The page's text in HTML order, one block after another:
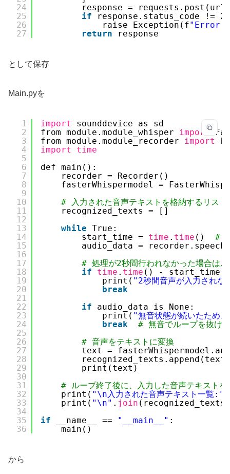
24
25
26
27
response =
if
response.status_code !=
raise Exception(f"Error
return
response
として保存
Main.pyを
1
2
3
4
5
6
7
8
9
10
11
12
13
14
15
16
17
18
19
20
21
22
23
24
25
26
27
28
29
30
31
32
33
34
35
36
import
sounddevice as sd
from module.module_whisper import
from module.module_recorder import
import
time
def main():
recorder = Recorder()
fasterWhispermodel =
# 入力された音声テキストを格納するリスト
recognized_texts = []
while True:
start_time = time . time () #
audio_data =
# 処理が2秒間行われなかった場合は
if
time . time () - start_time
print( "2秒間音声が入力されな
break
if
audio_data is None:
print( "無音状態が続いたため
break
# 無音でループを抜ける
# 音声をテキストに変換
text =
print(text)
# ループ終了後に、入力した音声テキストを
print( "\n入力された音声テキスト一覧:"
print( "\n" . join
if
__name__ == "__main__" :
main()
から